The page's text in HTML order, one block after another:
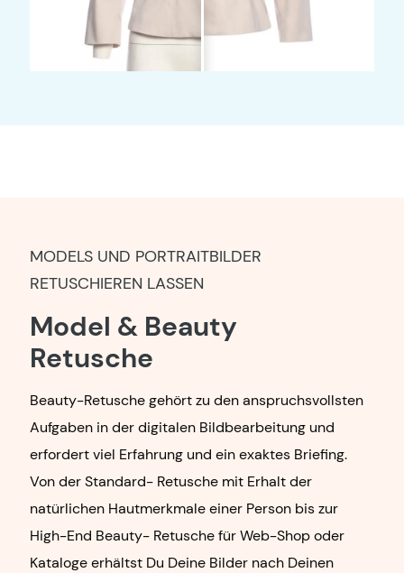
MODELS UND PORTRAITBILDER
RETUSCHIEREN LASSEN
Model & Beauty
Retusche
Beauty-Retusche gehört zu den anspruchsvollsten
Aufgaben in der digitalen Bildbearbeitung und
erfordert viel Erfahrung und ein exaktes Briefing.
Von der Standard- Retusche mit Erhalt der
natürlichen Hautmerkmale einer Person bis zur
High-End Beauty- Retusche für Web-Shop oder
Kataloge erhältst Du Deine Bilder nach Deinen